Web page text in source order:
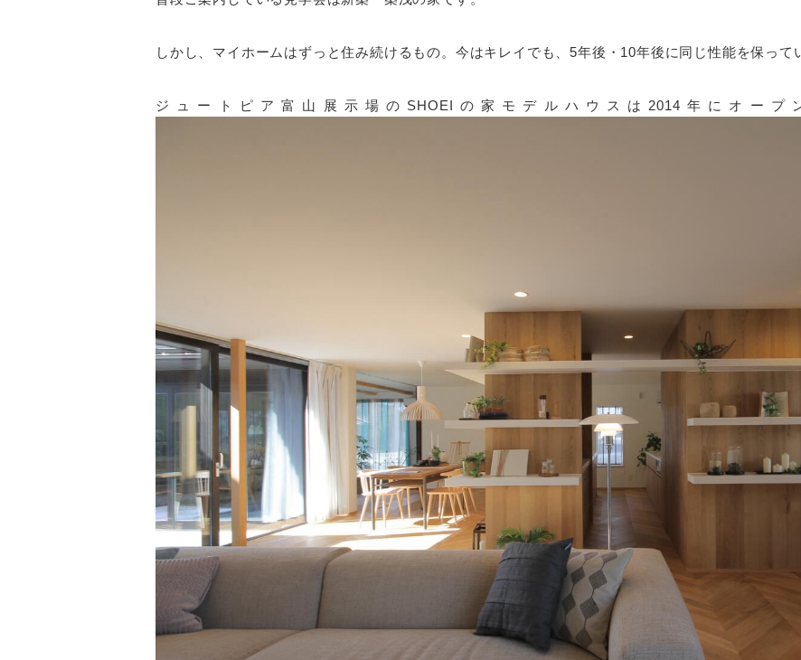
しかし、マイホームはずっと住み続けるもの。今はキレイでも、5年後・10年後に同じ性能を保って
ジュートピア富山展示場のSHOEIの家モデルハウスは2014年にオープ